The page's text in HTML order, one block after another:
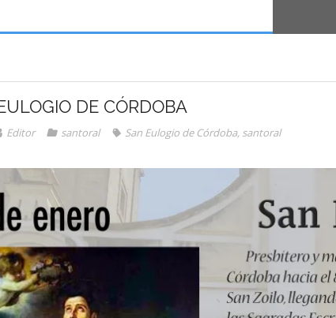
DE CÓRDOBA
Editor santoral San Eulogio de Córdoba, santoral